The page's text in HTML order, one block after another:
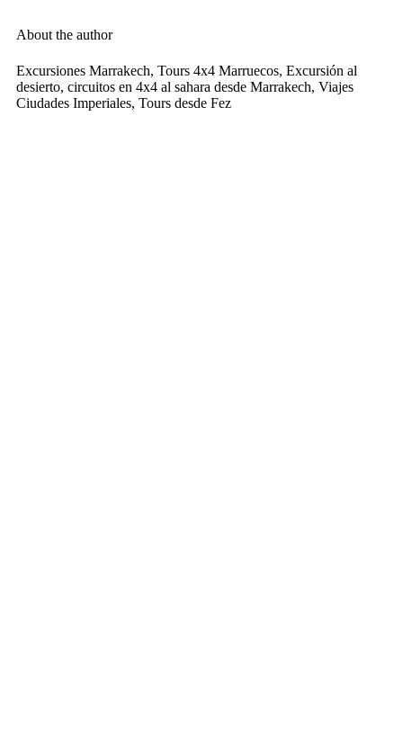
About the author
Excursiones Marrakech, Tours 4x4 Marruecos, Excursión al
desierto, circuitos en 4x4 al sahara desde Marrakech, Viajes
Ciudades Imperiales, Tours desde Fez